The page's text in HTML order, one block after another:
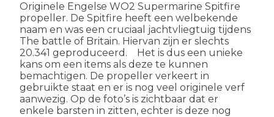
Originele Engelse WO2 Supermarine Spitfire
propeller. De Spitfire heeft een welbekende
naam en was een cruciaal jachtvliegtuig tijdens
The battle of Britain. Hiervan zijn er slechts
20.341 geproduceerd. Het is dus een unieke
kans om een items als deze te kunnen
bemachtigen. De propeller verkeert in
gebruikte staat en er is nog veel originele verf
aanwezig. Op de foto’s is zichtbaar dat er
enkele barsten in zitten, echter is deze nog